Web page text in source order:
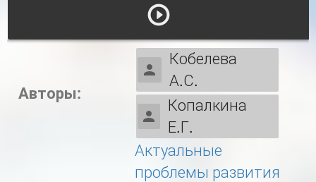
Авторы:
Кобелева
А.С.
Копалкина
Е.Г.
Актуальные
проблемы развития